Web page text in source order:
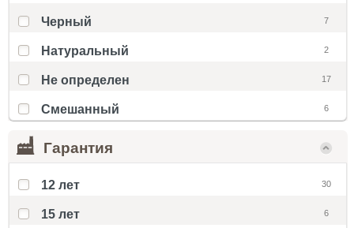
Черный 7
Натуральный 2
Не определен 17
Смешанный 6
Гарантия
12 лет 30
15 лет 6